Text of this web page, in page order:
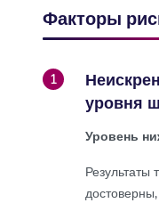
Факторы
1
уровня
Уровень
Результаты